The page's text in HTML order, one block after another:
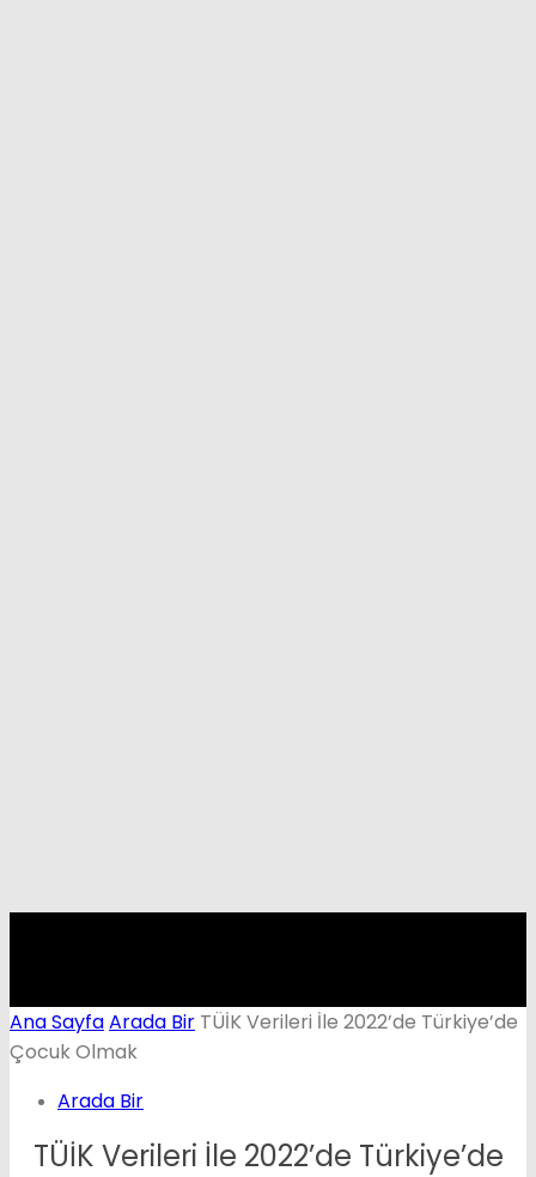
Ana SayfaArada Bir TÜİK Verileri İle 2022’de Türkiye’de
Çocuk Olmak
Arada Bir
TÜİK Verileri İle 2022’de Türkiye’de